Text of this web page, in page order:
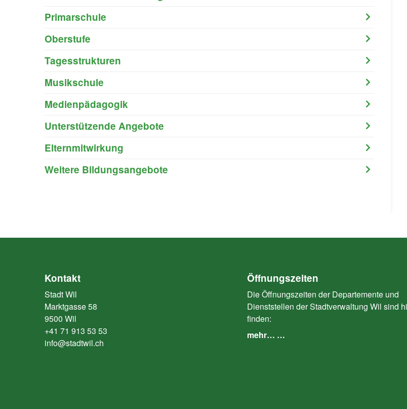
Primarschule
Oberstufe
Tagesstrukturen
Musikschule
Medienpädagogik
Unterstützende Angebote
Elternmitwirkung
Weitere Bildungsangebote
Kontakt
Stadt Wil
Marktgasse 58
9500 Wil
+41 71 913 53 53
info@stadtwil.ch
Öffnungszeiten
Die Öffnungszeiten der Departemente und
Dienststellen der Stadtverwaltung Wil sind
finden:
mehr… …